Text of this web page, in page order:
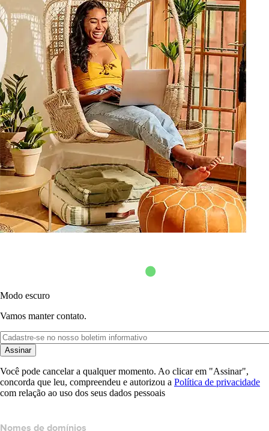
Modo escuro
Vamos manter contato.
Assinar
Você pode cancelar a qualquer momento. Ao clicar em "Assinar",
concorda que leu, compreendeu e autorizou a Política de privacidade
com relação ao uso dos seus dados pessoais
Nomes de domínios